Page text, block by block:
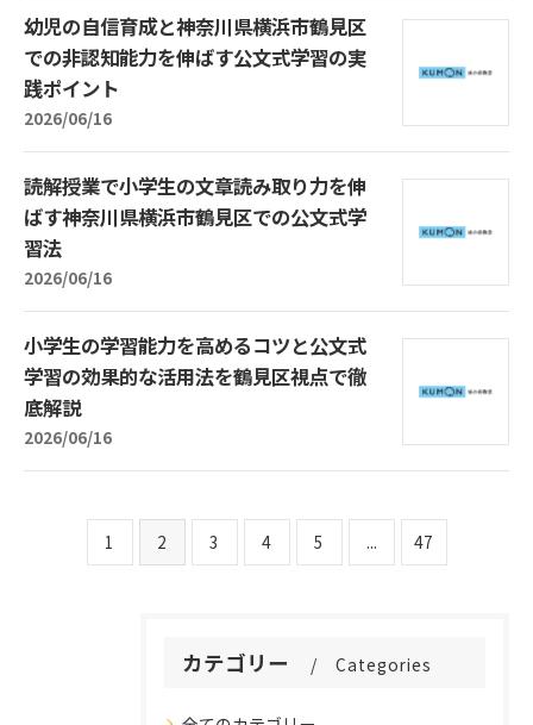
幼児の自信育成と神奈川県横浜市鶴見区
での非認知能力を伸ばす公文式学習の実
践ポイント
2026/06/16
読解授業で小学生の文章読み取り力を伸
ばす神奈川県横浜市鶴見区での公文式学
習法
2026/06/16
小学生の学習能力を高めるコツと公文式
学習の効果的な活用法を鶴見区視点で徹
底解説
2026/06/16
1 2 3 4 5 ... 47
カテゴリー Categories